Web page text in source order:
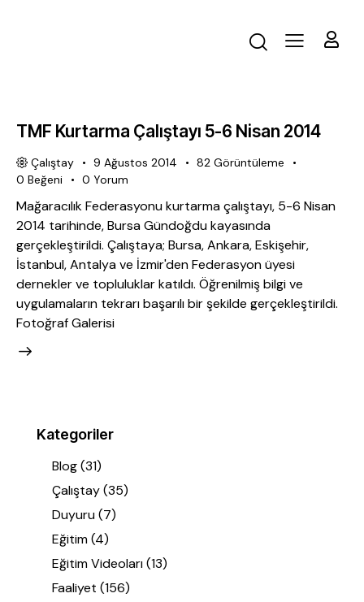
TMF Kurtarma Çalıştayı 5-6 Nisan 2014
Çalıştay 9 Ağustos 2014 82 Görüntüleme
0 Beğeni 0 Yorum
Mağaracılık Federasyonu kurtarma çalıştayı, 5-6 Nisan
2014 tarihinde, Bursa Gündoğdu kayasında
gerçekleştirildi. Çalıştaya; Bursa, Ankara, Eskişehir,
İstanbul, Antalya ve İzmir'den Federasyon üyesi
dernekler ve topluluklar katıldı. Öğrenilmiş bilgi ve
uygulamaların tekrarı başarılı bir şekilde gerçekleştirildi.
Fotoğraf Galerisi
Kategoriler
Blog(31)
Çalıştay(35)
Duyuru(7)
Eğitim(4)
Eğitim Videoları(13)
Faaliyet (156)